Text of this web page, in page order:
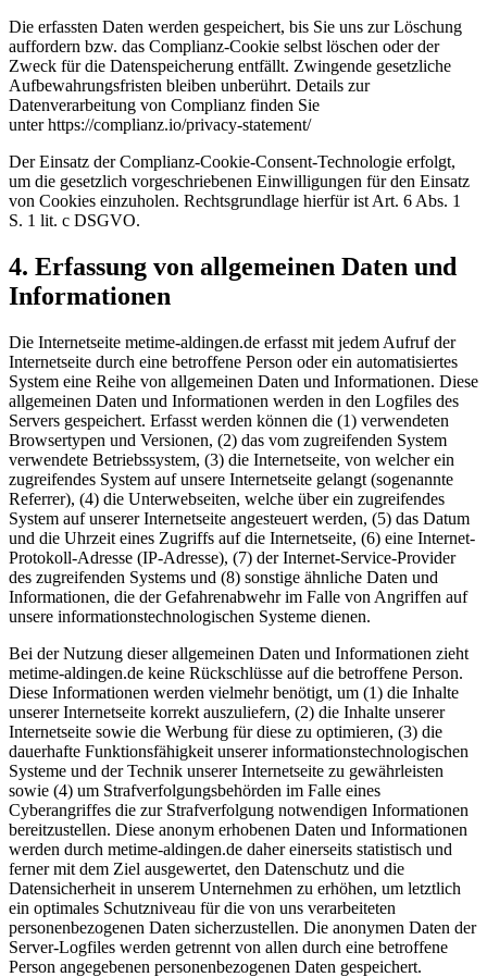
Die erfassten Daten werden gespeichert, bis Sie uns zur Löschung
auffordern bzw. das Complianz-Cookie selbst löschen oder der
Zweck für die Datenspeicherung entfällt. Zwingende gesetzliche
Aufbewahrungsfristen bleiben unberührt. Details zur
Datenverarbeitung von Complianz finden Sie
unter https://complianz.io/privacy-statement/
Der Einsatz der Complianz-Cookie-Consent-Technologie erfolgt,
um die gesetzlich vorgeschriebenen Einwilligungen für den Einsatz
von Cookies einzuholen. Rechtsgrundlage hierfür ist Art. 6 Abs. 1
S. 1 lit. c DSGVO.
4. Erfassung von allgemeinen Daten und
Informationen
Die Internetseite metime-aldingen.de erfasst mit jedem Aufruf der
Internetseite durch eine betroffene Person oder ein automatisiertes
System eine Reihe von allgemeinen Daten und Informationen. Diese
allgemeinen Daten und Informationen werden in den Logfiles des
Servers gespeichert. Erfasst werden können die (1) verwendeten
Browsertypen und Versionen, (2) das vom zugreifenden System
verwendete Betriebssystem, (3) die Internetseite, von welcher ein
zugreifendes System auf unsere Internetseite gelangt (sogenannte
Referrer), (4) die Unterwebseiten, welche über ein zugreifendes
System auf unserer Internetseite angesteuert werden, (5) das Datum
und die Uhrzeit eines Zugriffs auf die Internetseite, (6) eine Internet-
Protokoll-Adresse (IP-Adresse), (7) der Internet-Service-Provider
des zugreifenden Systems und (8) sonstige ähnliche Daten und
Informationen, die der Gefahrenabwehr im Falle von Angriffen auf
unsere informationstechnologischen Systeme dienen.
Bei der Nutzung dieser allgemeinen Daten und Informationen zieht
metime-aldingen.de keine Rückschlüsse auf die betroffene Person.
Diese Informationen werden vielmehr benötigt, um (1) die Inhalte
unserer Internetseite korrekt auszuliefern, (2) die Inhalte unserer
Internetseite sowie die Werbung für diese zu optimieren, (3) die
dauerhafte Funktionsfähigkeit unserer informationstechnologischen
Systeme und der Technik unserer Internetseite zu gewährleisten
sowie (4) um Strafverfolgungsbehörden im Falle eines
Cyberangriffes die zur Strafverfolgung notwendigen Informationen
bereitzustellen. Diese anonym erhobenen Daten und Informationen
werden durch metime-aldingen.de daher einerseits statistisch und
ferner mit dem Ziel ausgewertet, den Datenschutz und die
Datensicherheit in unserem Unternehmen zu erhöhen, um letztlich
ein optimales Schutzniveau für die von uns verarbeiteten
personenbezogenen Daten sicherzustellen. Die anonymen Daten der
Server-Logfiles werden getrennt von allen durch eine betroffene
Person angegebenen personenbezogenen Daten gespeichert.